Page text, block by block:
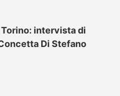
intervista di
Di Stefano